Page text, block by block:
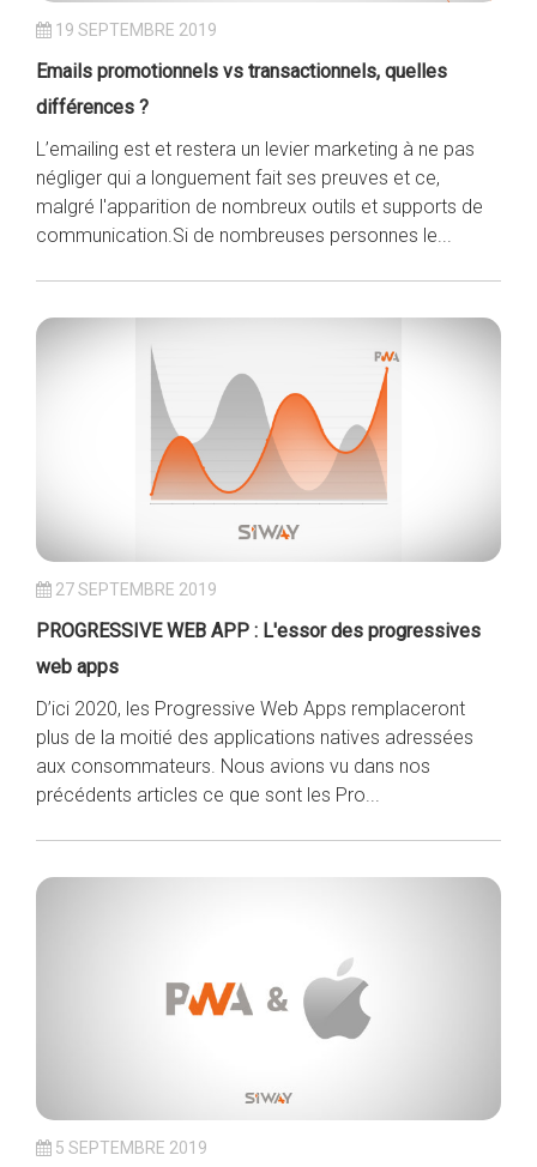
19 SEPTEMBRE 2019
Emails promotionnels vs transactionnels, quelles
différences ?
L’emailing est et restera un levier marketing à ne pas
négliger qui a longuement fait ses preuves et ce,
malgré l'apparition de nombreux outils et supports de
communication.Si de nombreuses personnes le...
27 SEPTEMBRE 2019
PROGRESSIVE WEB APP : L'essor des progressives
web apps
D’ici 2020, les Progressive Web Apps remplaceront
plus de la moitié des applications natives adressées
aux consommateurs. Nous avions vu dans nos
précédents articles ce que sont les Pro...
5 SEPTEMBRE 2019